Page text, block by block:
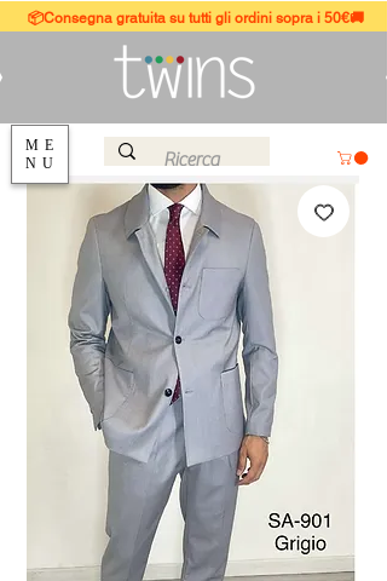
ME
NU
📦Consegna gratuita su tutti gli ordini sopra i 50€🚚